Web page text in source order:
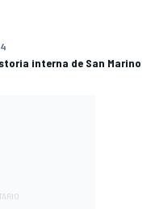
interna de San Marino